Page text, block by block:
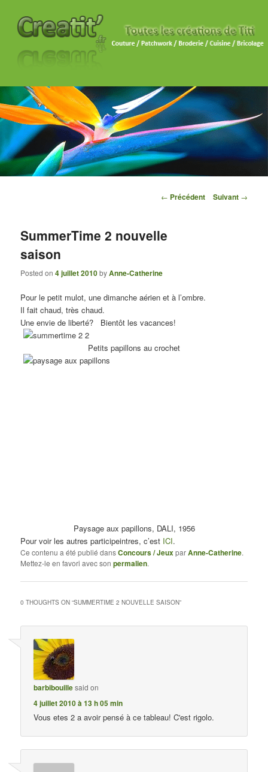
Navigation des articles
← Précédent Suivant →
SummerTime 2 nouvelle
saison
Posted on4 juillet 2010byAnne-Catherine
Pour le petit mulot, une dimanche aérien et à l’ombre.
Il fait chaud, très chaud.
Une envie de liberté? Bientôt les vacances!
Petits papillons au crochet
Paysage aux papillons, DALI, 1956
Pour voir les autres participeintres, c’est ICI.
Ce contenu a été publié dansConcours / JeuxparAnne-Catherine.
Mettez-le en favori avec sonpermalien.
0 THOUGHTS ON “SUMMERTIME 2 NOUVELLE SAISON”
barbibouillesaid on
4 juillet 2010 à 13 h 05 min
Vous etes 2 a avoir pensé à ce tableau! C'est rigolo.